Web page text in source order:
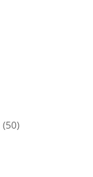
(50)